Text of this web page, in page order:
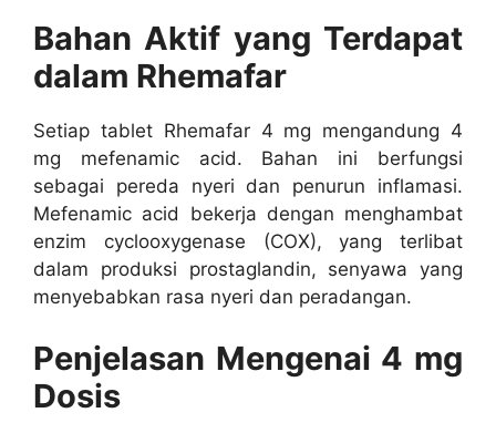
Bahan Aktif yang Terdapat
dalam Rhemafar
Setiap tablet Rhemafar 4 mg mengandung 4
mg mefenamic acid. Bahan ini berfungsi
sebagai pereda nyeri dan penurun inflamasi.
Mefenamic acid bekerja dengan menghambat
enzim cyclooxygenase (COX), yang terlibat
dalam produksi prostaglandin, senyawa yang
menyebabkan rasa nyeri dan peradangan.
Penjelasan Mengenai 4 mg
Dosis